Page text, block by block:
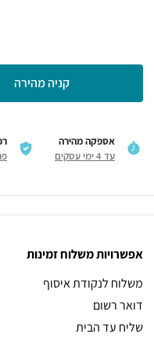
קניה מהירה
אספקה מהירה
עד 4 ימי עסקים
אפשרויות משלוח זמינות
משלוח לנקודת איסוף
דואר רשום
שליח עד הבית